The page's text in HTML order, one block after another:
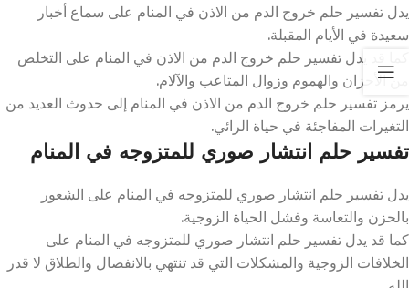
يدل تفسير حلم خروج الدم من الاذن في المنام على سماع أخبار
سعيدة في الأيام المقبلة.
كما قد يدل تفسير حلم خروج الدم من الاذن في المنام على التخلص
من الأحزان والهموم وزوال المتاعب والآلام.
يرمز تفسير حلم خروج الدم من الاذن في المنام إلى حدوث العديد من
التغيرات المفاجئة في حياة الرائي.
تفسير حلم انتشار صوري للمتزوجه في المنام
يدل تفسير حلم انتشار صوري للمتزوجه في المنام على الشعور
بالحزن والتعاسة وفشل الحياة الزوجية.
كما قد يدل تفسير حلم انتشار صوري للمتزوجه في المنام على
الخلافات الزوجية والمشكلات التي قد تنتهي بالانفصال والطلاق لا قدر